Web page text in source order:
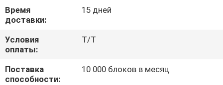
ПРОВЕРКА
КАЧЕСТВА
СВЯЖИТЕСЬ
МЫ
Время
доставки:
15 дней
Условия
оплаты:
T/T
Поставка
способности:
10 000 блоков в месяц